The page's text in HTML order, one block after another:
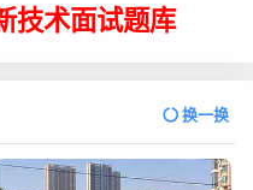
技术面试题库
换一换